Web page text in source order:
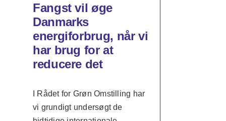
Fangst vil øge
Danmarks
energiforbrug, når vi
har brug for at
reducere det
I Rådet for Grøn Omstilling har
vi grundigt undersøgt de